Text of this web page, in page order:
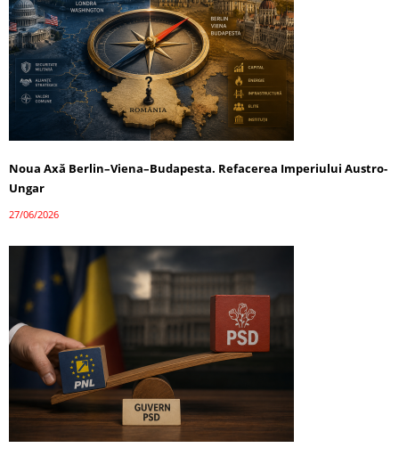
Noua Axă Berlin–Viena–Budapesta. Refacerea Imperiului Austro-
Ungar
27/06/2026